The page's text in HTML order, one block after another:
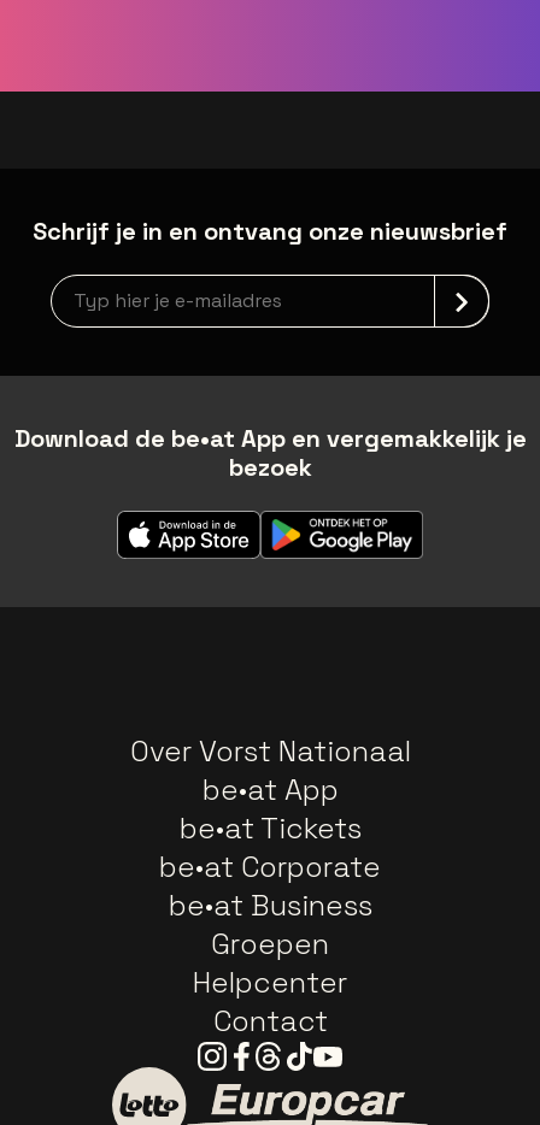
Schrijf je in en ontvang onze nieuwsbrief
Nieuwsbrief aanmelding
Download de be•at App en vergemakkelijk je
bezoek
Over Vorst Nationaal
be•at App
be•at Tickets
be•at Corporate
be•at Business
Groepen
Helpcenter
Contact
Instagram
Facebook
Threads
TiktokYoutube